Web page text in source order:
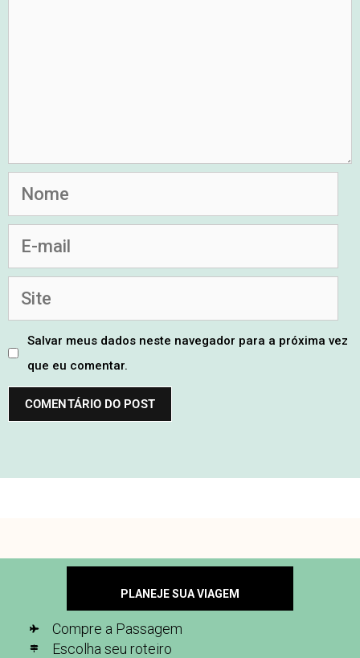
Salvar meus dados neste navegador para a próxima vez
que eu comentar.
PLANEJE SUA VIAGEM
Compre a Passagem
Escolha seu roteiro